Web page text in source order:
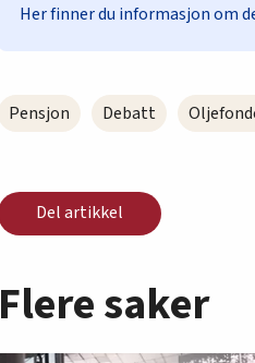
Her finner du informasjon om
Pensjon Debatt
Del artikkel
Flere saker